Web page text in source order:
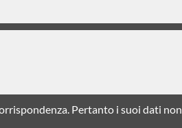
Pertanto i suoi dati non